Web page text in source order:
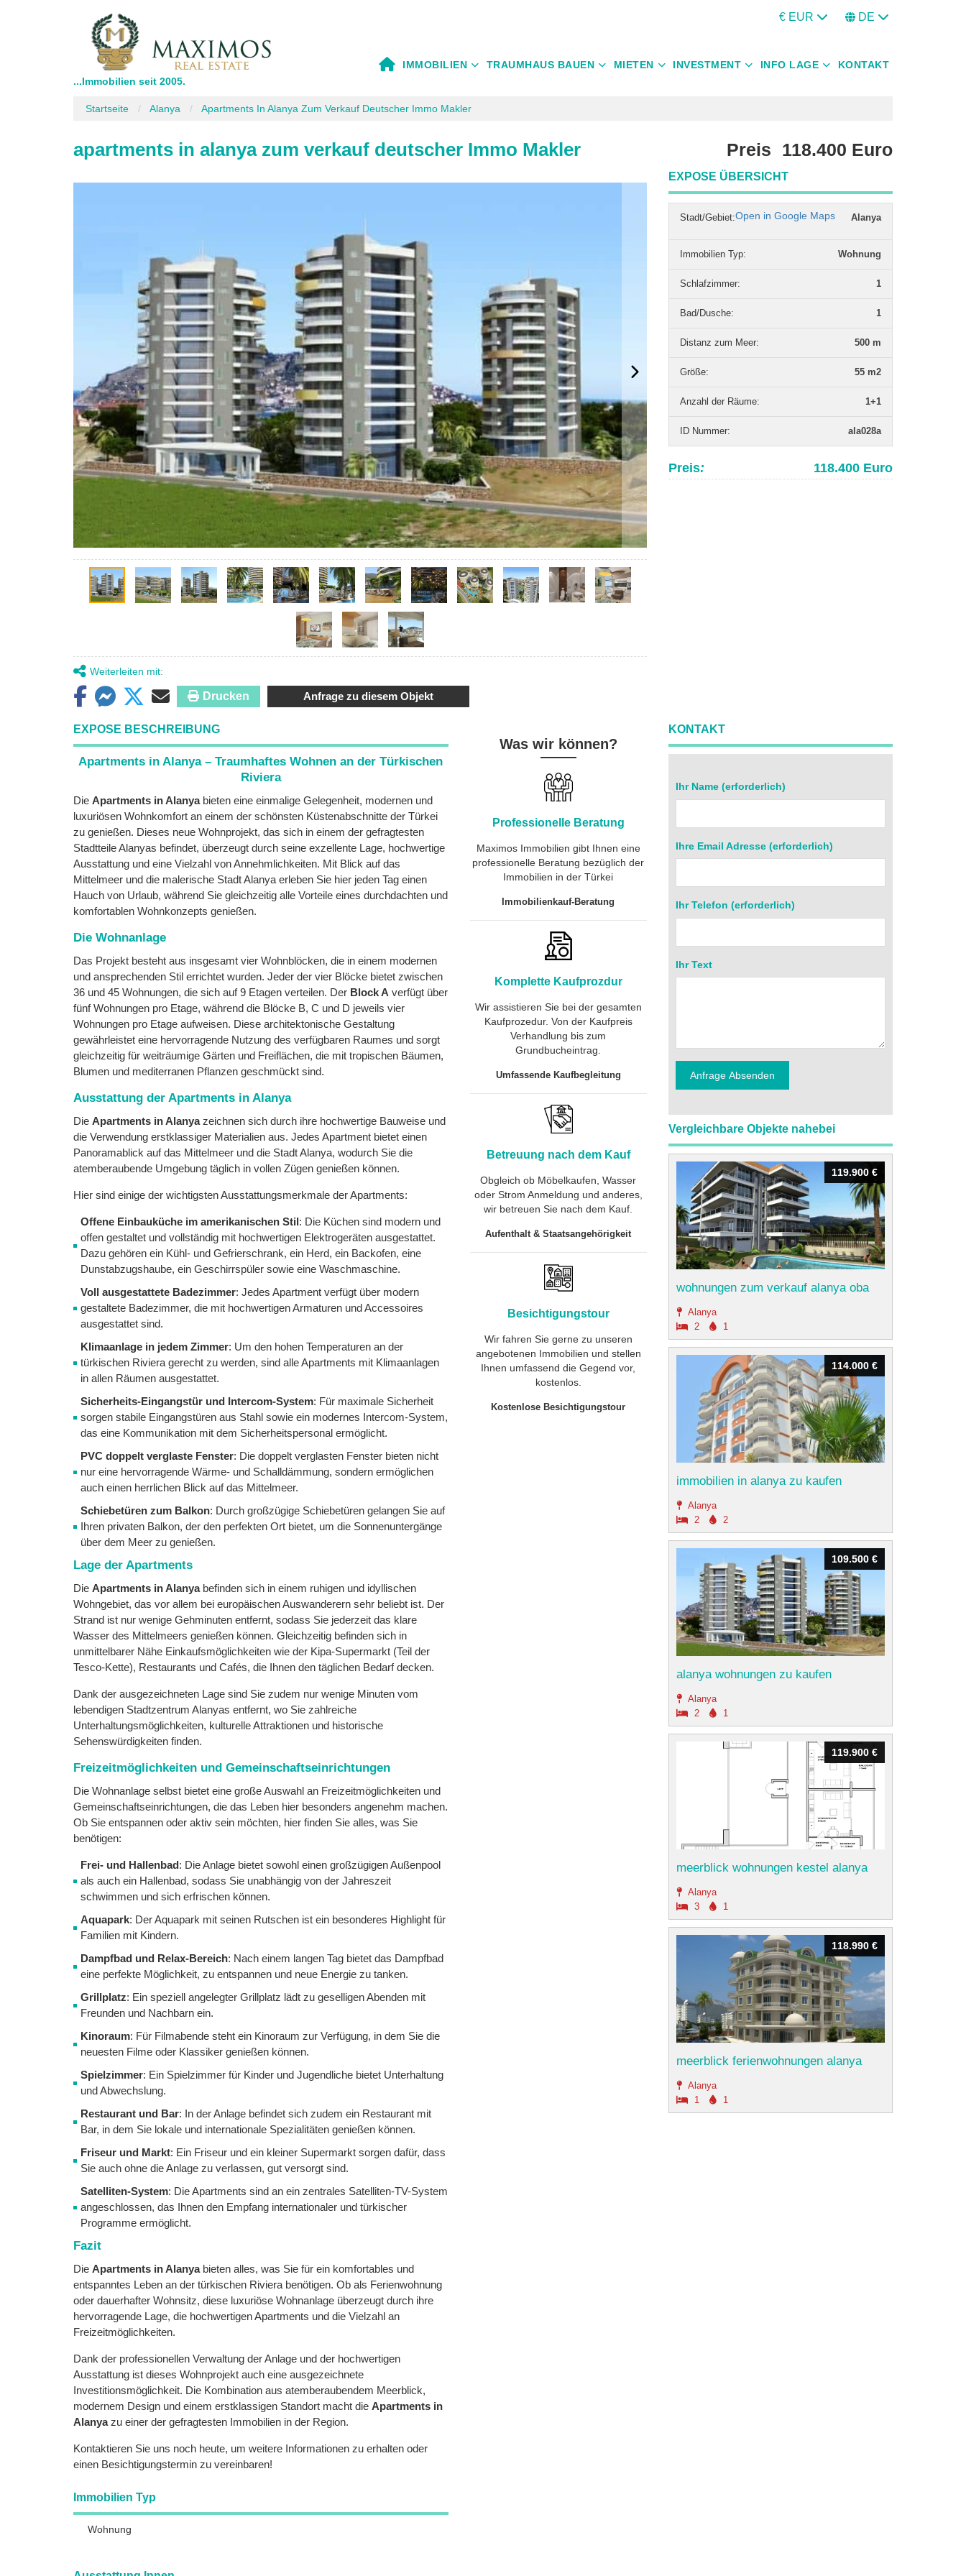
€ EUR DE
...Immobilien seit 2005.
IMMOBILIEN TRAUMHAUS BAUEN MIETEN INVESTMENT INFO LAGE KONTAKT
Startseite Alanya Apartments In Alanya Zum Verkauf Deutscher Immo Makler
apartments in alanya zum verkauf deutscher Immo Makler Preis 118.400 Euro
Weiterleiten mit:
Drucken Anfrage zu diesem Objekt
EXPOSE ÜBERSICHT
Stadt/Gebiet: Alanya
Open in Google Maps
Immobilien Typ: Wohnung
Schlafzimmer: 1
Bad/Dusche: 1
Distanz zum Meer: 500 m
Grö­ße: 55 m2
Anzahl der Räume: 1+1
ID Nummer: ala028a
Preis: 118.400 Euro
EXPOSE BESCHREIBUNG
Apartments in Alanya – Traumhaftes Wohnen an der Türkischen
Riviera
Die Apartments in Alanyabieten eine einmalige Gelegenheit, modernen und
luxuriösen Wohnkomfort an einem der schönsten Küstenabschnitte der Türkei
zu genießen. Dieses neue Wohnprojekt, das sich in einem der gefragtesten
Stadtteile Alanyas befindet, überzeugt durch seine exzellente Lage, hochwertige
Ausstattung und eine Vielzahl von Annehmlichkeiten. Mit Blick auf das
Mittelmeer und die malerische Stadt Alanya erleben Sie hier jeden Tag einen
Hauch von Urlaub, während Sie gleichzeitig alle Vorteile eines durchdachten und
komfortablen Wohnkonzepts genießen.
Die Wohnanlage
Das Projekt besteht aus insgesamt vier Wohnblöcken, die in einem modernen
und ansprechenden Stil errichtet wurden. Jeder der vier Blöcke bietet zwischen
36 und 45 Wohnungen, die sich auf 9 Etagen verteilen. Der Block A verfügt über
fünf Wohnungen pro Etage, während die Blöcke B, C und D jeweils vier
Wohnungen pro Etage aufweisen. Diese architektonische Gestaltung
gewährleistet eine hervorragende Nutzung des verfügbaren Raumes und sorgt
gleichzeitig für weiträumige Gärten und Freiflächen, die mit tropischen Bäumen,
Blumen und mediterranen Pflanzen geschmückt sind.
Ausstattung der Apartments in Alanya
Die Apartments in Alanyazeichnen sich durch ihre hochwertige Bauweise und
die Verwendung erstklassiger Materialien aus. Jedes Apartment bietet einen
Panoramablick auf das Mittelmeer und die Stadt Alanya, wodurch Sie die
atemberaubende Umgebung täglich in vollen Zügen genießen können.
Hier sind einige der wichtigsten Ausstattungsmerkmale der Apartments:
Offene Einbauküche im amerikanischen Stil: Die Küchen sind modern und
offen gestaltet und vollständig mit hochwertigen Elektrogeräten ausgestattet.
Dazu gehören ein Kühl- und Gefrierschrank, ein Herd, ein Backofen, eine
Dunstabzugshaube, ein Geschirrspüler sowie eine Waschmaschine.
Voll ausgestattete Badezimmer: Jedes Apartment verfügt über modern
gestaltete Badezimmer, die mit hochwertigen Armaturen und Accessoires
ausgestattet sind.
Klimaanlage in jedem Zimmer: Um den hohen Temperaturen an der
türkischen Riviera gerecht zu werden, sind alle Apartments mit Klimaanlagen
in allen Räumen ausgestattet.
Sicherheits-Eingangstür und Intercom-System: Für maximale Sicherheit
sorgen stabile Eingangstüren aus Stahl sowie ein modernes Intercom-System,
das eine Kommunikation mit dem Sicherheitspersonal ermöglicht.
PVC doppelt verglaste Fenster: Die doppelt verglasten Fenster bieten nicht
nur eine hervorragende Wärme- und Schalldämmung, sondern ermöglichen
auch einen herrlichen Blick auf das Mittelmeer.
Schiebetüren zum Balkon: Durch großzügige Schiebetüren gelangen Sie auf
Ihren privaten Balkon, der den perfekten Ort bietet, um die Sonnenuntergänge
über dem Meer zu genießen.
Lage der Apartments
Die Apartments in Alanyabefinden sich in einem ruhigen und idyllischen
Wohngebiet, das vor allem bei europäischen Auswanderern sehr beliebt ist. Der
Strand ist nur wenige Gehminuten entfernt, sodass Sie jederzeit das klare
Wasser des Mittelmeers genießen können. Gleichzeitig befinden sich in
unmittelbarer Nähe Einkaufsmöglichkeiten wie der Kipa-Supermarkt (Teil der
Tesco-Kette), Restaurants und Cafés, die Ihnen den täglichen Bedarf decken.
Dank der ausgezeichneten Lage sind Sie zudem nur wenige Minuten vom
lebendigen Stadtzentrum Alanyas entfernt, wo Sie zahlreiche
Unterhaltungsmöglichkeiten, kulturelle Attraktionen und historische
Sehenswürdigkeiten finden.
Freizeitmöglichkeiten und Gemeinschaftseinrichtungen
Die Wohnanlage selbst bietet eine große Auswahl an Freizeitmöglichkeiten und
Gemeinschaftseinrichtungen, die das Leben hier besonders angenehm machen.
Ob Sie entspannen oder aktiv sein möchten, hier finden Sie alles, was Sie
benötigen:
Frei- und Hallenbad: Die Anlage bietet sowohl einen großzügigen Außenpool
als auch ein Hallenbad, sodass Sie unabhängig von der Jahreszeit
schwimmen und sich erfrischen können.
Aquapark: Der Aquapark mit seinen Rutschen ist ein besonderes Highlight für
Familien mit Kindern.
Dampfbad und Relax-Bereich: Nach einem langen Tag bietet das Dampfbad
eine perfekte Möglichkeit, zu entspannen und neue Energie zu tanken.
Grillplatz: Ein speziell angelegter Grillplatz lädt zu geselligen Abenden mit
Freunden und Nachbarn ein.
Kinoraum: Für Filmabende steht ein Kinoraum zur Verfügung, in dem Sie die
neuesten Filme oder Klassiker genießen können.
Spielzimmer: Ein Spielzimmer für Kinder und Jugendliche bietet Unterhaltung
und Abwechslung.
Restaurant und Bar: In der Anlage befindet sich zudem ein Restaurant mit
Bar, in dem Sie lokale und internationale Spezialitäten genießen können.
Friseur und Markt: Ein Friseur und ein kleiner Supermarkt sorgen dafür, dass
Sie auch ohne die Anlage zu verlassen, gut versorgt sind.
Satelliten-System: Die Apartments sind an ein zentrales Satelliten-TV-System
angeschlossen, das Ihnen den Empfang internationaler und türkischer
Programme ermöglicht.
Fazit
Die Apartments in Alanyabieten alles, was Sie für ein komfortables und
entspanntes Leben an der türkischen Riviera benötigen. Ob als Ferienwohnung
oder dauerhafter Wohnsitz, diese luxuriöse Wohnanlage überzeugt durch ihre
hervorragende Lage, die hochwertigen Apartments und die Vielzahl an
Freizeitmöglichkeiten.
Dank der professionellen Verwaltung der Anlage und der hochwertigen
Ausstattung ist dieses Wohnprojekt auch eine ausgezeichnete
Investitionsmöglichkeit. Die Kombination aus atemberaubendem Meerblick,
modernem Design und einem erstklassigen Standort macht die Apartments in
Alanyazu einer der gefragtesten Immobilien in der Region.
Kontaktieren Sie uns noch heute, um weitere Informationen zu erhalten oder
einen Besichtigungstermin zu vereinbaren!
Immobilien Typ
Wohnung
Was wir können?
Professionelle Beratung
Maximos Immobilien gibt Ihnen eine
professionelle Beratung bezüglich der
Immobilien in der Türkei
Immobilienkauf-Beratung
Komplette Kaufprozdur
Wir assistieren Sie bei der gesamten
Kaufprozedur. Von der Kaufpreis
Verhandlung bis zum
Grundbucheintrag.
Umfassende Kaufbegleitung
Betreuung nach dem Kauf
Obgleich ob Möbelkaufen, Wasser
oder Strom Anmeldung und anderes,
wir betreuen Sie nach dem Kauf.
Aufenthalt & Staatsangehörigkeit
Besichtigungstour
Wir fahren Sie gerne zu unseren
angebotenen Immobilien und stellen
Ihnen umfassend die Gegend vor,
kostenlos.
Kostenlose Besichtigungstour
KONTAKT
Ihr Name (erforderlich)
Ihre Email Adresse (erforderlich)
Ihr Telefon (erforderlich)
Ihr Text
Vergleichbare Objekte nahebei
wohnungen zum verkauf alanya oba
Alanya
2
1
119.900 €
119.900 €
immobilien in alanya zu kaufen
Alanya
2
2
114.000 €
114.000 €
alanya wohnungen zu kaufen
Alanya
2
1
109.500 €
109.500 €
meerblick wohnungen kestel alanya
Alanya
3
1
119.900 €
119.900 €
meerblick ferienwohnungen alanya
Alanya
1
1
118.990 €
118.990 €